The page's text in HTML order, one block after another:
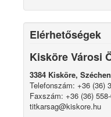
Elérhetőségek
Kisköre Városi
3384 Kisköre,
Telefonszám: +36 (36)
Faxszám: +36 (36)
titkarsag@kiskore.hu